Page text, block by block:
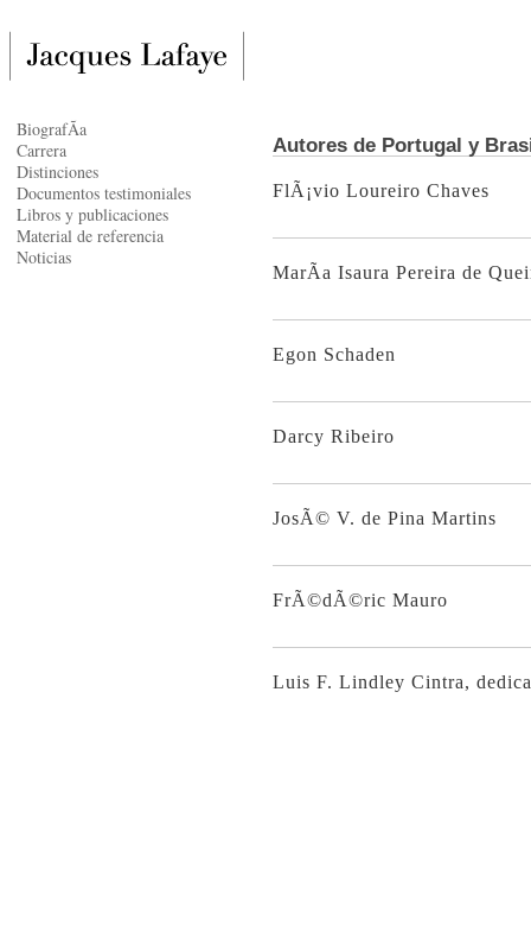
Autores de Portugal y
FlÃ¡vio Loureiro Chaves
MarÃ­a Isaura Pereira de
Egon Schaden
Darcy Ribeiro
JosÃ© V. de Pina Martins
FrÃ©dÃ©ric Mauro
Luis F. Lindley Cintra,
BiografÃ­a
Carrera
Distinciones
Documentos testimoniales
Libros y publicaciones
Material de referencia
Noticias